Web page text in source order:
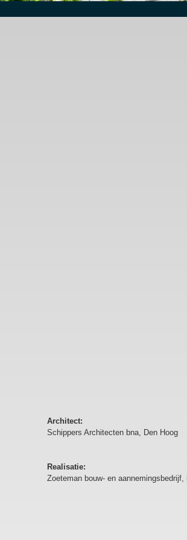
Architect:
Schippers Architecten bna, Den Hoog
Realisatie:
Zoeteman bouw- en aannemingsbedrijf,